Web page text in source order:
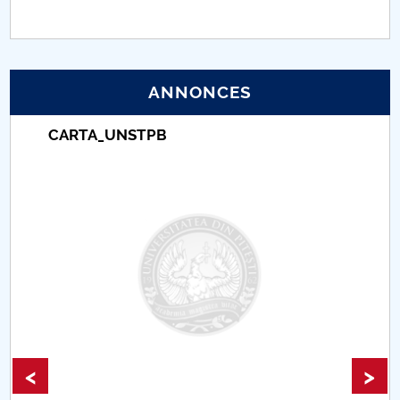
PNRR
Comisie de etica unversitară
Accesibilitate pentru studenții cu dizabilități
ANNONCES
CARTA_UNSTPB
< >